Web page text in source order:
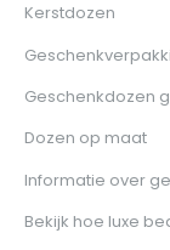
Kerstdozen
Geschenkdozen
Dozen op maat
Informatie over
Bekijk hoe luxe